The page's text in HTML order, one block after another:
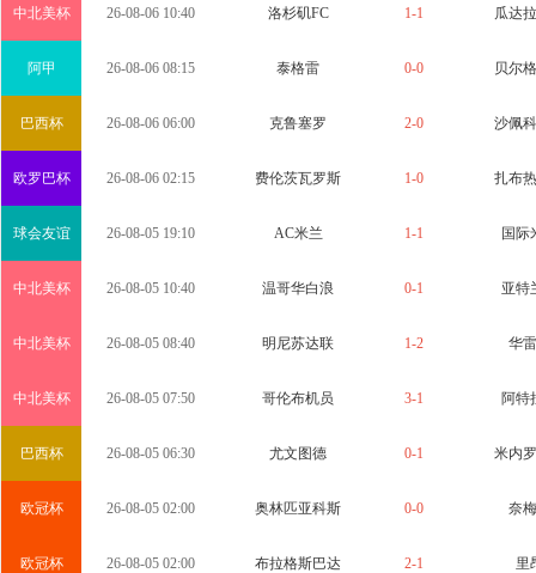
中北美杯 26-08-06 10:40 洛杉矶FC 1-1 瓜达
阿甲 26-08-06 08:15 泰格雷 0-0 贝尔
巴西杯 26-08-06 06:00 克鲁塞罗 2-0 沙佩
欧罗巴杯 26-08-06 02:15 费伦茨瓦罗斯 1-0 扎布
球会友谊 26-08-05 19:10 AC米兰 1-1 国际
中北美杯 26-08-05 10:40 温哥华白浪 0-1 亚特
中北美杯 26-08-05 08:40 明尼苏达联 1-2 华
中北美杯 26-08-05 07:50 哥伦布机员 3-1 阿特
巴西杯 26-08-05 06:30 尤文图德 0-1 米内
欧冠杯 26-08-05 02:00 奥林匹亚科斯 0-0 奈
欧冠杯 26-08-05 02:00 布拉格斯巴达 2-1 里